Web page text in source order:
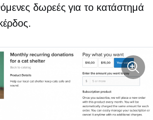
δωρεές για το κατάστημά